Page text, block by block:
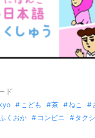
ド
こども 茶 ねこ
くおか コンビニ タク